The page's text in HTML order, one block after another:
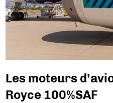
Les moteurs
Royce 100%SAF